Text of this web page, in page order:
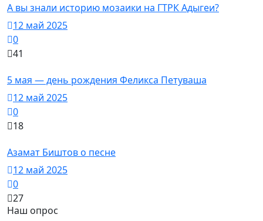
А вы знали историю мозаики на ГТРК Адыгеи?
12 май 2025
0
41
5 мая — день рождения Феликса Петуваша
12 май 2025
0
18
Азамат Биштов о песне
12 май 2025
0
27
Наш опрос